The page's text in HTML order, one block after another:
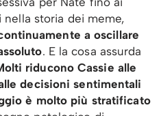
storia dei meme,
a oscillare
. E la cosa assurda
riducono Cassie alle
decisioni sentimentali
è molto più stratificato